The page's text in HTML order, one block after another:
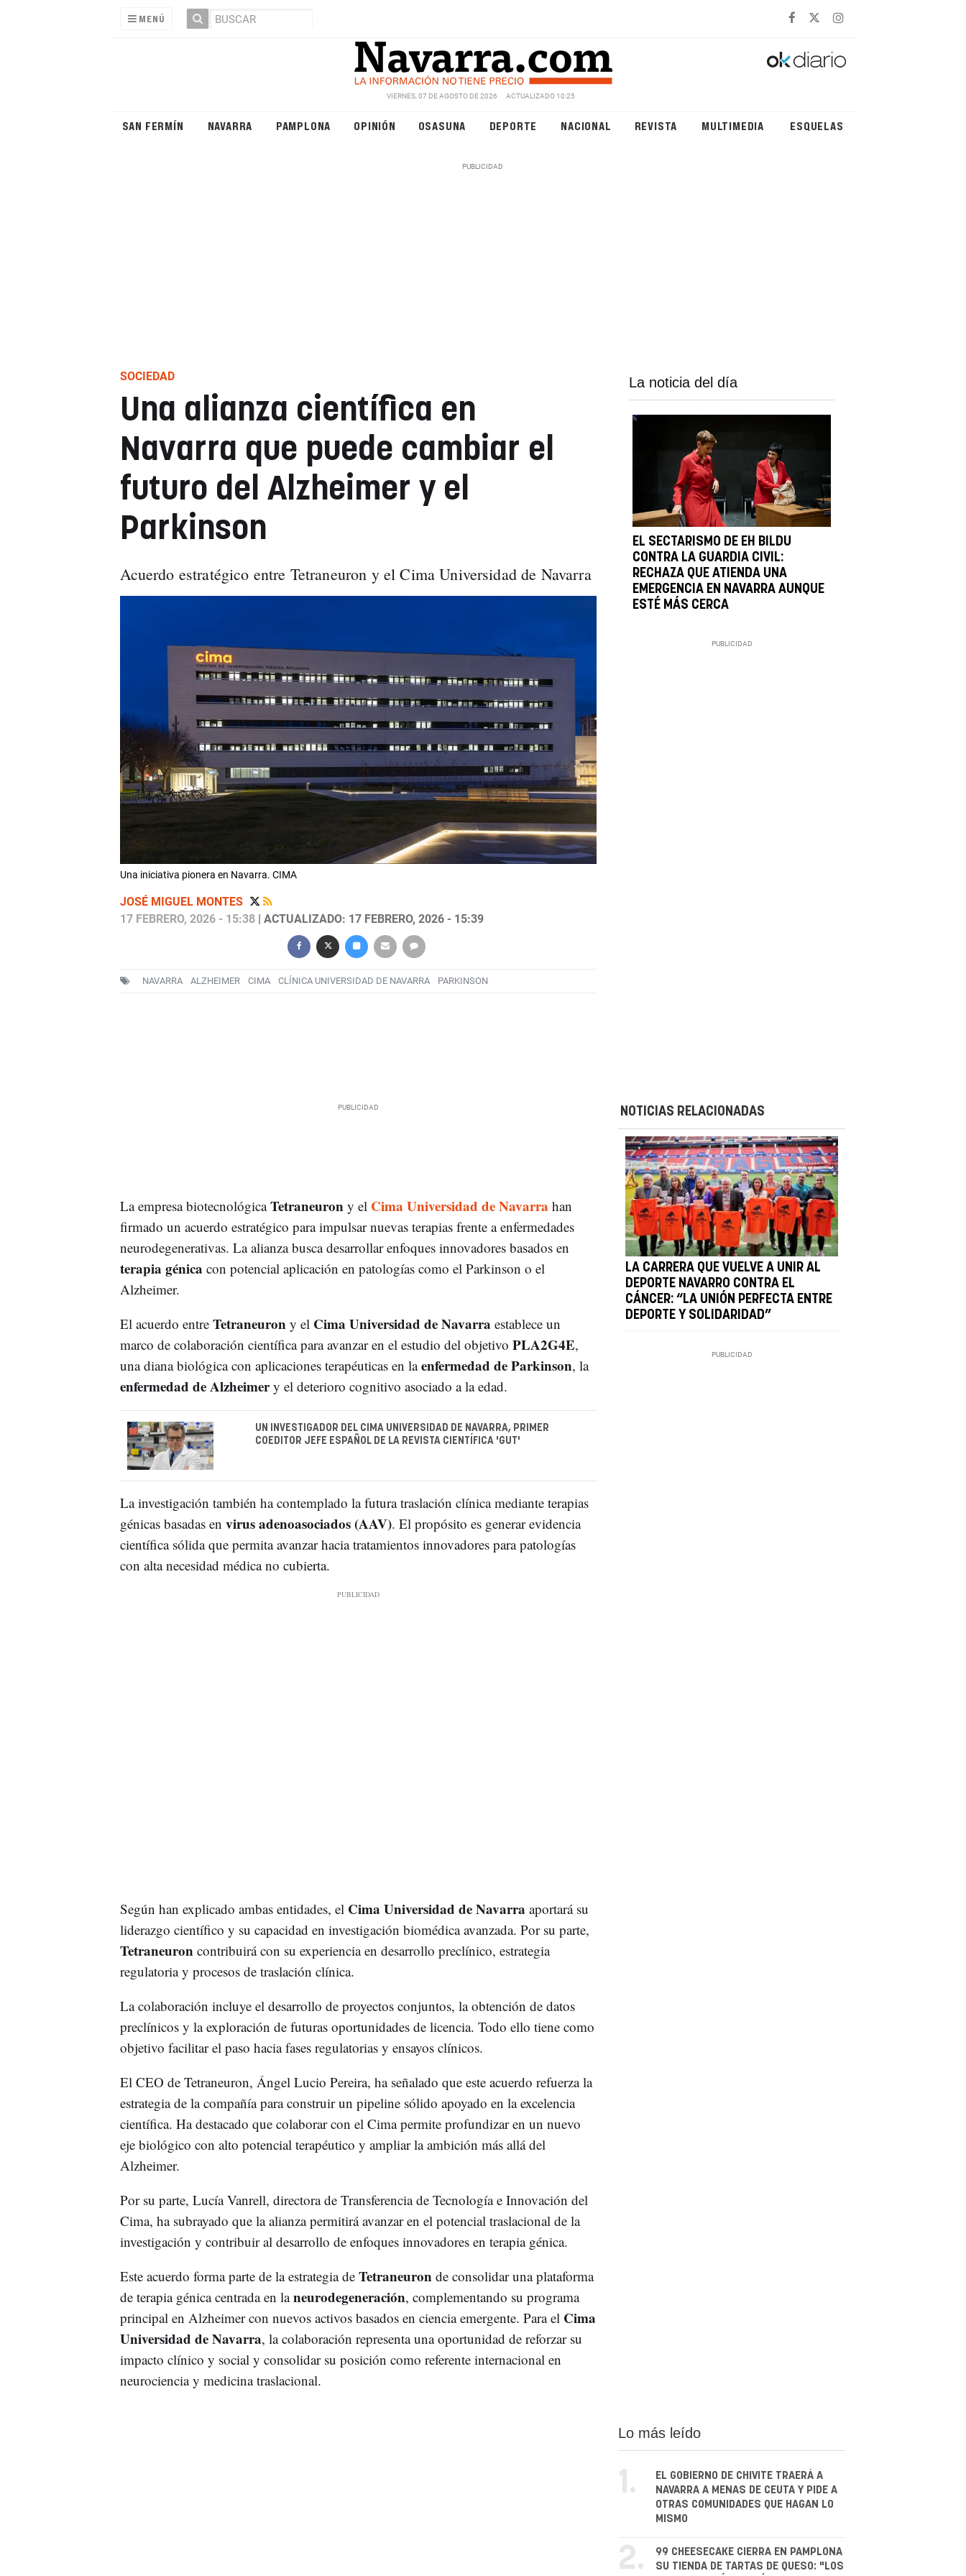
MENÚ
VIERNES, 07 DE AGOSTO DE 2026 ACTUALIZADO 10:25
SAN FERMÍN NAVARRA PAMPLONA OPINIÓN OSASUNA DEPORTE NACIONAL REVISTA MULTIMEDIA ESQUELAS
SOCIEDAD
Una alianza científica en
Navarra que puede cambiar el
futuro del Alzheimer y el
Parkinson
Acuerdo estratégico entre Tetraneuron y el Cima Universidad de Navarra
Una iniciativa pionera en Navarra. CIMA
JOSÉ MIGUEL MONTES
17 FEBRERO, 2026 - 15:38| ACTUALIZADO: 17 FEBRERO, 2026 - 15:39
NAVARRA ALZHEIMER CIMA CLÍNICA UNIVERSIDAD DE NAVARRA PARKINSON
La noticia del día
EL SECTARISMO DE EH BILDU
CONTRA LA GUARDIA CIVIL:
RECHAZA QUE ATIENDA UNA
EMERGENCIA EN NAVARRA AUNQUE
ESTÉ MÁS CERCA
La empresa biotecnológicaTetraneuron y el Cima Universidad de Navarra han
firmado un acuerdo estratégico para impulsar nuevas terapias frente a enfermedades
neurodegenerativas. La alianza busca desarrollar enfoques innovadores basados en
terapia génica con potencial aplicación en patologías como el Parkinson o el
Alzheimer.
El acuerdo entre Tetraneuron y el Cima Universidad de Navarra establece un
marco de colaboración científica para avanzar en el estudio del objetivo PLA2G4E,
una diana biológica con aplicaciones terapéuticas en laenfermedad de Parkinson, la
enfermedad de Alzheimery el deterioro cognitivo asociado a la edad.
UN INVESTIGADOR DEL CIMA UNIVERSIDAD DE NAVARRA, PRIMER
COEDITOR JEFE ESPAÑOL DE LA REVISTA CIENTÍFICA 'GUT'
La investigación también ha contemplado la futura traslación clínica mediante terapias
génicas basadas en virus adenoasociados (AAV). El propósito es generar evidencia
científica sólida que permita avanzar hacia tratamientos innovadores para patologías
con alta necesidad médica no cubierta.
Según han explicado ambas entidades, el Cima Universidad de Navarra aportará su
liderazgo científico y su capacidad en investigación biomédica avanzada. Por su parte,
Tetraneuroncontribuirá con su experiencia en desarrollo preclínico, estrategia
regulatoria y procesos de traslación clínica.
La colaboración incluye el desarrollo de proyectos conjuntos, la obtención de datos
preclínicos y la exploración de futuras oportunidades de licencia. Todo ello tiene como
objetivo facilitar el paso hacia fases regulatorias y ensayos clínicos.
El CEO de Tetraneuron, Ángel Lucio Pereira, ha señalado que este acuerdo refuerza la
estrategia de la compañía para construir un pipeline sólido apoyado en la excelencia
científica. Ha destacado que colaborar con el Cima permite profundizar en un nuevo
eje biológico con alto potencial terapéutico y ampliar la ambición más allá del
Alzheimer.
Por su parte, Lucía Vanrell, directora de Transferencia de Tecnología e Innovación del
Cima, ha subrayado que la alianza permitirá avanzar en el potencial traslacional de la
investigación y contribuir al desarrollo de enfoques innovadores en terapia génica.
Este acuerdo forma parte de la estrategia de Tetraneuronde consolidar una plataforma
de terapia génica centrada en laneurodegeneración, complementando su programa
principal en Alzheimer con nuevos activos basados en ciencia emergente. Para el Cima
Universidad de Navarra, la colaboración representa una oportunidad de reforzar su
impacto clínico y social y consolidar su posición como referente internacional en
neurociencia y medicina traslacional.
NOTICIAS RELACIONADAS
LA CARRERA QUE VUELVE A UNIR AL
DEPORTE NAVARRO CONTRA EL
CÁNCER: “LA UNIÓN PERFECTA ENTRE
DEPORTE Y SOLIDARIDAD”
Lo más leído
1.
EL GOBIERNO DE CHIVITE TRAERÁ A
NAVARRA A MENAS DE CEUTA Y PIDE A
OTRAS COMUNIDADES QUE HAGAN LO
MISMO
2.
99 CHEESECAKE CIERRA EN PAMPLONA
SU TIENDA DE TARTAS DE QUESO: "LOS